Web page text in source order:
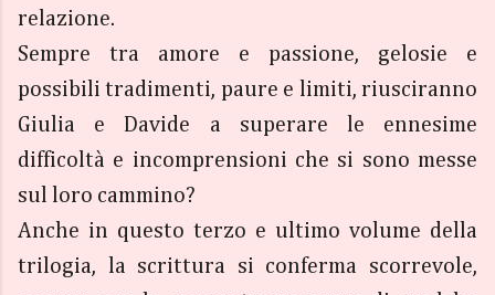
relazione.
Sempre tra amore e passione, gelosie e
possibili tradimenti, paure e limiti, riusciranno
Giulia e Davide a superare le ennesime
difficoltà e incomprensioni che si sono messe
sul loro cammino?
Anche in questo terzo e ultimo volume della
trilogia, la scrittura si conferma scorrevole,